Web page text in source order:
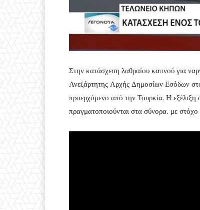
Στην κατάσχεση λαθραίου καπνού για
Ανεξάρτητης Αρχής Δημοσίων Εσόδων
προερχόμενο από την Τουρκία. Η εξέλιξη
πραγματοποιούνται στα σύνορα, με